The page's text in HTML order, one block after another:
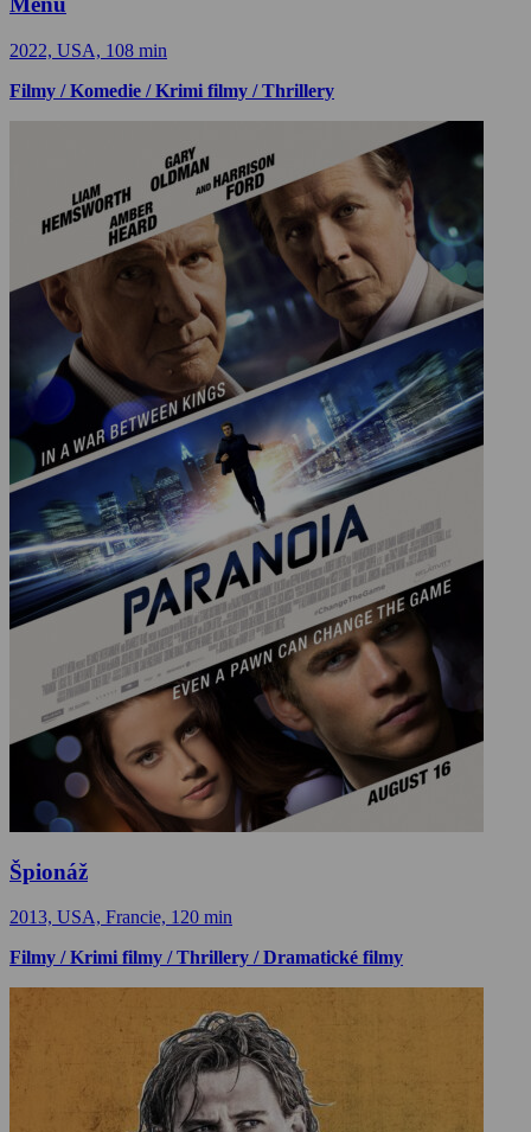
2022, USA, 108 min
Filmy / Komedie / Krimi filmy / Thrillery
Špionáž
2013, USA, Francie, 120 min
Filmy / Krimi filmy / Thrillery / Dramatické filmy